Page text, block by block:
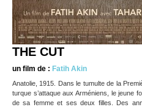
THE CUT
un film de : Fatih Akin
Anatolie, 1915. Dans le tumulte de la
turque s’attaque aux Arméniens, le jeune
de sa femme et ses deux filles. Des